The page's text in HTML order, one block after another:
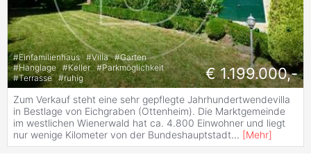
#Einfamilienhaus #Villa #Garten
#Hanglage #Keller #Parkmöglichkeit
#Terrasse #ruhig € 1.199.000,-
Zum Verkauf steht eine sehr gepflegte Jahrhundertwendevilla
in Bestlage von Eichgraben (Ottenheim). Die Marktgemeinde
im westlichen Wienerwald hat ca. 4.800 Einwohner und liegt
nur wenige Kilometer von der Bundeshauptstadt... [Mehr]